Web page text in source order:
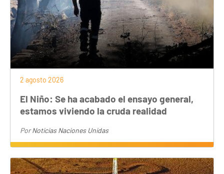
2 agosto 2026
El Niño: Se ha acabado el ensayo general,
estamos viviendo la cruda realidad
PorNoticias Naciones Unidas